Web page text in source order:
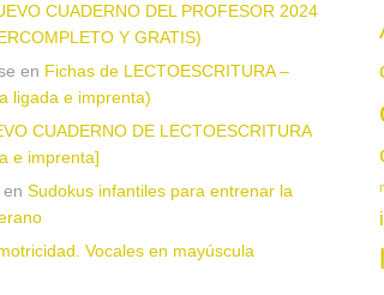
CUADERNO DEL PROFESOR 2024
Y GRATIS)
en Fichas de LECTOESCRITURA –
ligada e imprenta)
CUADERNO DE LECTOESCRITURA
e imprenta]
en Sudokus infantiles para entrenar la
Vocales en mayúscula